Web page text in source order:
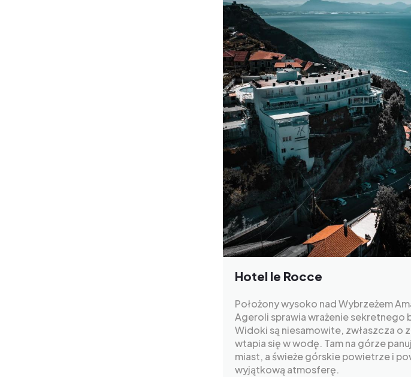
Hotel le Rocce
Położony wysoko nad Wybrzeżem
Ageroli sprawia wrażenie sekretnego
Widoki są niesamowite, zwłaszcza o
wtapia się w wodę. Tam na górze
miast, a świeże górskie powietrze i
wyjątkową atmosferę.